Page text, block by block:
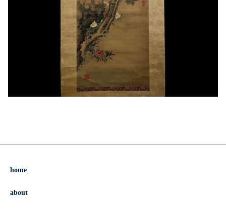
home
about